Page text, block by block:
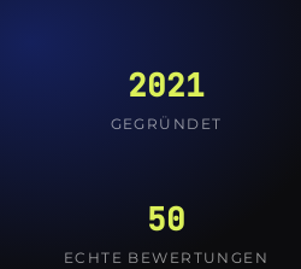
2021
GEGRÜNDET
50
ECHTE BEWERTUNGEN